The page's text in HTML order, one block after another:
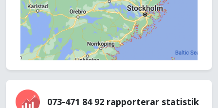
073-471 84 92 rapporterar statistik